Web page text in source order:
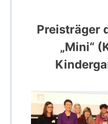
Preisträger
„Mini“